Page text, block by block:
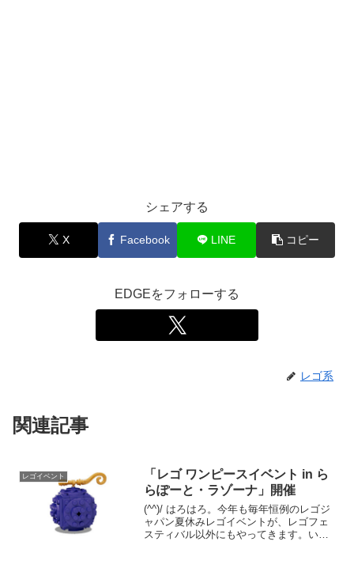
シェアする
X Facebook LINE コピー
EDGEをフォローする
レゴ系
関連記事
レゴイベント
「レゴ ワンピースイベント in ら
らぽーと・ラゾーナ」開催
(^^)/ はろはろ。今年も毎年恒例のレゴジ
ャパン夏休みレゴイベントが、レゴフェ
スティバル以外にもやってきます。いつ